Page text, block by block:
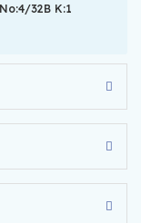
No:4/32B K:1